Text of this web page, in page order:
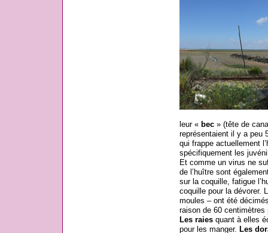
leur « bec» (tête de
représentaient il y a peu
qui frappe actuellement
spécifiquement les
Et comme un virus ne
de l’huître sont
sur la coquille, fatigue
coquille pour la dévorer.
moules – ont été
raison de 60
Les raiesquant à elles
pour les manger. Les